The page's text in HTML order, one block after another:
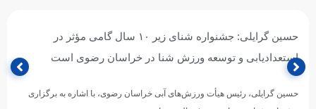
حسین گرایلی: جشنواره شنای زیر ۱۰ سال گامی مؤثر در
استعدادیابی و توسعه ورزش شنا در خراسان رضوی است
حسین گرایلی، رئیس هیأت ورزش‌های آبی خراسان رضوی، با اشاره به برگزاری